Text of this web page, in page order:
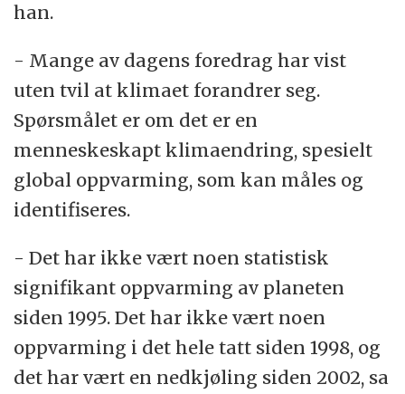
han.
- Mange av dagens foredrag har vist
uten tvil at klimaet forandrer seg.
Spørsmålet er om det er en
menneskeskapt klimaendring, spesielt
global oppvarming, som kan måles og
identifiseres.
- Det har ikke vært noen statistisk
signifikant oppvarming av planeten
siden 1995. Det har ikke vært noen
oppvarming i det hele tatt siden 1998, og
det har vært en nedkjøling siden 2002, sa